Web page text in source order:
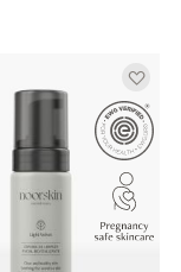
a
lista
de